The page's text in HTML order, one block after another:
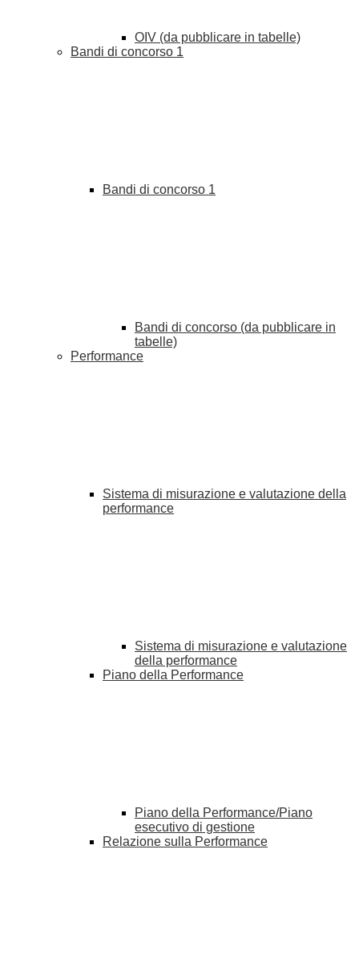
OIV (da pubblicare in tabelle)
Bandi di concorso 1
Bandi di concorso 1
Bandi di concorso (da pubblicare in
tabelle)
Performance
Sistema di misurazione e valutazione della
performance
Sistema di misurazione e valutazione
della performance
Piano della Performance
Piano della Performance/Piano
esecutivo di gestione
Relazione sulla Performance